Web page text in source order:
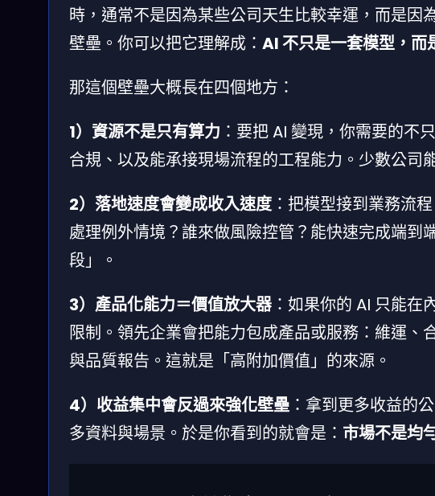
時，通常不是因為某些公司天生比較幸運，而是
壁壘。你可以把它理解成： AI 不只是一套模型，而
那這個壁壘大概長在四個地方：
1）資源不是只有算力 ：要把 AI 變現，你需要的不
合規、以及能承接現場流程的工程能力。少數公司
2）落地速度會變成收入速度：把模型接到業務流
處理例外情境？誰來做風險控管？能快速完成端到
段」。
3）產品化能力＝價值放大器 ：如果你的 AI 只能
限制。領先企業會把能力包成產品或服務：維運
與品質報告。這就是「高附加價值」的來源。
4）收益集中會反過來強化壁壘 ：拿到更多收益的
多資料與場景。於是你看到的就會是： 市場不是均